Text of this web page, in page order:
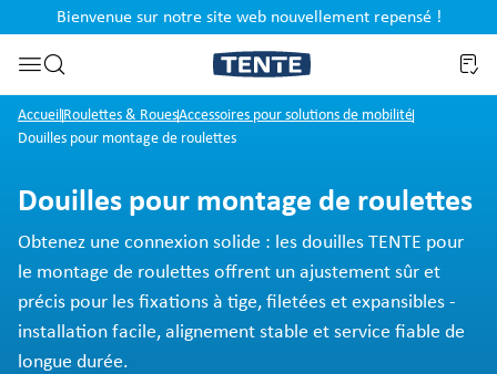
Passer à la recherche
Bienvenue sur notre site web nouvellement repensé !
AccueilRoulettes & RouesAccessoires pour solutions de mobilité
Douilles pour montage de roulettes
Douilles pour montage de roulettes
Obtenez une connexion solide : les douilles TENTE pour
le montage de roulettes offrent un ajustement sûr et
précis pour les fixations à tige, filetées et expansibles -
installation facile, alignement stable et service fiable de
longue durée.